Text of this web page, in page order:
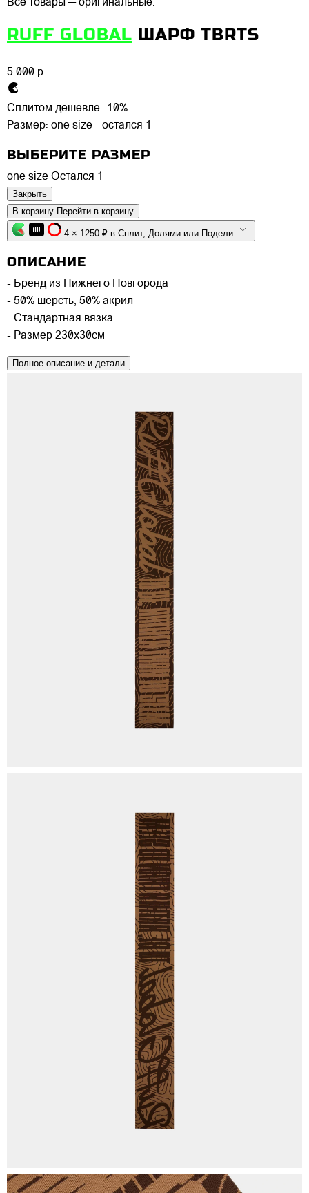
Все товары — оригинальные.
RUFF GLOBAL ШАРФ TBRTS
5 000 р.
Сплитом дешевле -10%
Размер: one size - остался 1
ВЫБЕРИТЕ РАЗМЕР
one size Остался 1
Закрыть
В корзину Перейти в корзину
4 × 1250 ₽ в Сплит, Долями или Подели
ОПИСАНИЕ
- Бренд из Нижнего Новгорода
- 50% шерсть, 50% акрил
- Стандартная вязка
- Размер 230х30см
Полное описание и детали